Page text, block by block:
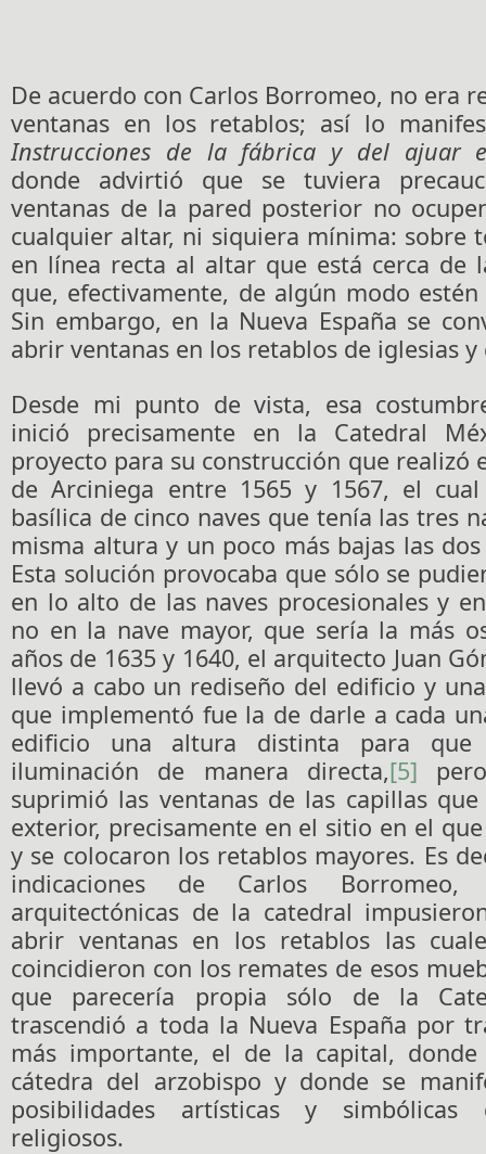
De acuerdo con Carlos Borromeo, no era
ventanas en los retablos; así lo
Instrucciones de la fábrica y del ajuar
donde advirtió que se tuviera
ventanas de la pared posterior no
cualquier altar, ni siquiera mínima: sobre
en línea recta al altar que está cerca de
que, efectivamente, de algún modo
Sin embargo, en la Nueva España se
abrir ventanas en los retablos de iglesias y
Desde mi punto de vista, esa
inició precisamente en la Catedral
proyecto para su construcción que realizó
de Arciniega entre 1565 y 1567, el
basílica de cinco naves que tenía las tres
misma altura y un poco más bajas las
Esta solución provocaba que sólo se
en lo alto de las naves procesionales y
no en la nave mayor, que sería la más
años de 1635 y 1640, el arquitecto Juan
llevó a cabo un rediseño del edificio y
que implementó fue la de darle a cada
edificio una altura distinta para que
iluminación de manera directa,[5]
suprimió las ventanas de las capillas
exterior, precisamente en el sitio en el
y se colocaron los retablos mayores. Es
indicaciones de Carlos Borromeo,
arquitectónicas de la catedral
abrir ventanas en los retablos las
coincidieron con los remates de esos
que parecería propia sólo de la
trascendió a toda la Nueva España por
más importante, el de la capital,
cátedra del arzobispo y donde se
posibilidades artísticas y
religiosos.